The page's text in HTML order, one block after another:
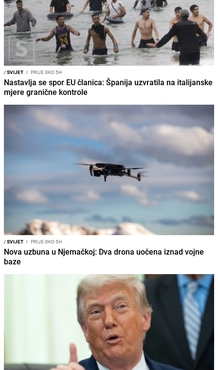
/SVIJET I PRIJE OKO 5H
Nastavlja se spor EU članica: Španija uzvratila na italijanske
mjere granične kontrole
/SVIJET I PRIJE OKO 5H
Nova uzbuna u Njemačkoj: Dva drona uočena iznad vojne
baze